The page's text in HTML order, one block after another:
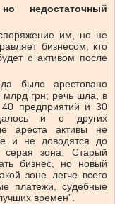
недостаточный
им, но не
бизнесом, кто
с активом после
было арестовано
млрд грн; речь шла, в
40 предприятий и 30
и о других
ареста активы не
и не доводятся до
серая зона. Старый
бизнес, но новый
зоне легче всего
платежи, судебные
времён”.